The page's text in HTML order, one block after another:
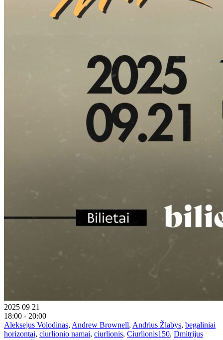
2025 09 21
18:00 - 20:00
Aleksejus Volodinas, Andrew Brownell, Andrius Žlabys, begaliniai
horizontai, ciurlionio namai, ciurlionis, Ciurlionis150, Dmitrijus